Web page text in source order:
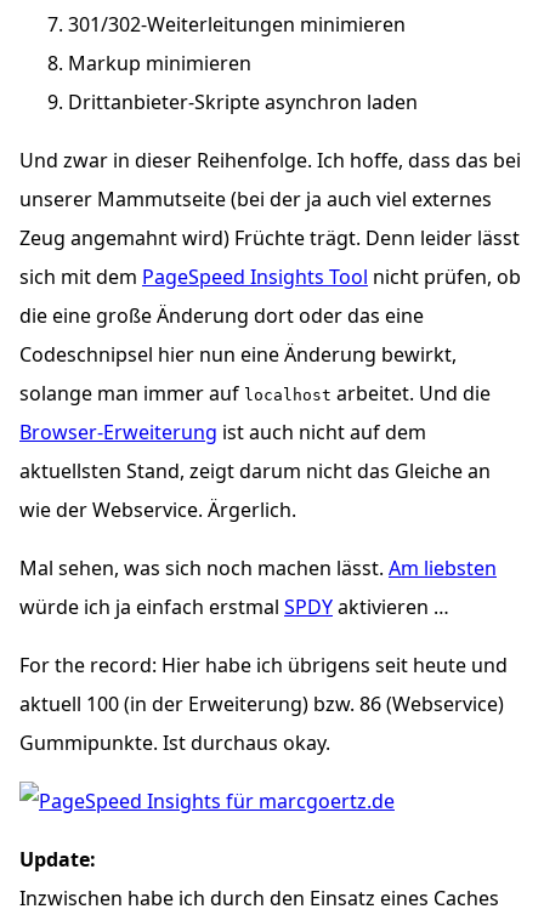
301/302-Weiterleitungen minimieren
Markup minimieren
Drittanbieter-Skripte asynchron laden
Und zwar in dieser Reihenfolge. Ich hoffe, dass das bei
unserer Mammutseite (bei der ja auch viel externes
Zeug angemahnt wird) Früchte trägt. Denn leider lässt
sich mit dem PageSpeed Insights Tool nicht prüfen, ob
die eine große Änderung dort oder das eine
Codeschnipsel hier nun eine Änderung bewirkt,
solange man immer auf localhost arbeitet. Und die
Browser-Erweiterung ist auch nicht auf dem
aktuellsten Stand, zeigt darum nicht das Gleiche an
wie der Webservice. Ärgerlich.
Mal sehen, was sich noch machen lässt. Am liebsten
würde ich ja einfach erstmal SPDYaktivieren …
For the record: Hier habe ich übrigens seit heute und
aktuell 100 (in der Erweiterung) bzw. 86 (Webservice)
Gummipunkte. Ist durchaus okay.
Update:
Inzwischen habe ich durch den Einsatz eines Caches